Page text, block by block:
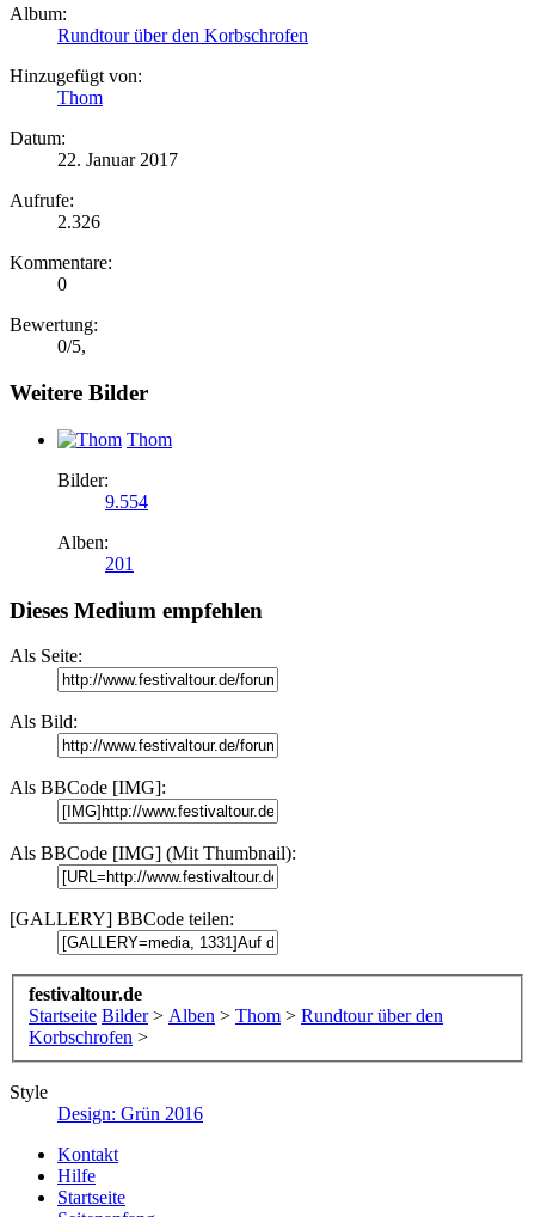
Album:
Rundtour über den Korbschrofen
Hinzugefügt von:
Thom
Datum:
22. Januar 2017
Aufrufe:
2.326
Kommentare:
0
Bewertung:
0/5,
Weitere Bilder
Thom
Bilder:
9.554
Alben:
201
Dieses Medium empfehlen
Als Seite:
Als Bild:
Als BBCode [IMG]:
Als BBCode [IMG] (Mit Thumbnail):
[GALLERY] BBCode teilen:
festivaltour.de
Startseite Bilder > Alben > Thom > Rundtour über den
Korbschrofen >
Style
Design: Grün 2016
Kontakt
Hilfe
Startseite